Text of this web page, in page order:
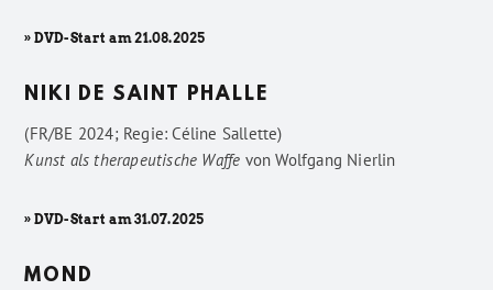
» DVD-Start am 21.08.2025
NIKI DE SAINT PHALLE
(FR/BE 2024; Regie: Céline Sallette)
Kunst als therapeutische Waffe vonWolfgang Nierlin
» DVD-Start am 31.07.2025
MOND